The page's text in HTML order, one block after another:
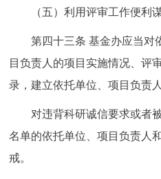
（五）利用评审工作便利谋
第四十三条 基金办应当对
目负责人的项目实施情况、评
录，建立依托单位、项目负责
对违背科研诚信要求或者被
名单的依托单位、项目负责人
戒。